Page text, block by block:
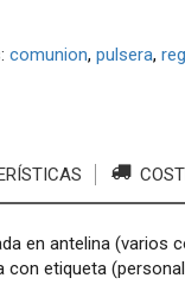
comunion pulsera
en antelina
con etiqueta